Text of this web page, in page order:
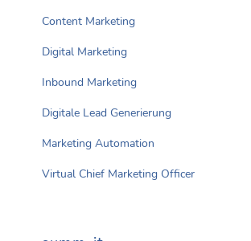
Content Marketing
Digital Marketing
Inbound Marketing
Digitale Lead Generierung
Marketing Automation
Virtual Chief Marketing Officer